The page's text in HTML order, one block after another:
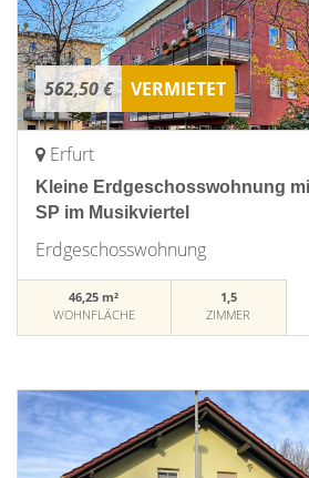
562,50 € VERMIETET
Erfurt
Kleine Erdgeschosswohnung
SP im Musikviertel
Erdgeschosswohnung
46,25 m²
WOHNFLÄCHE
1,5
ZIMMER